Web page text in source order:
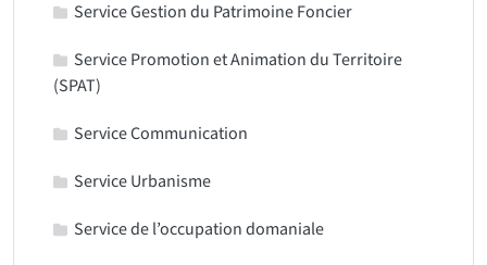
Service Gestion du Patrimoine Foncier
Service Promotion et Animation du Territoire
(SPAT)
Service Communication
Service Urbanisme
Service de l’occupation domaniale